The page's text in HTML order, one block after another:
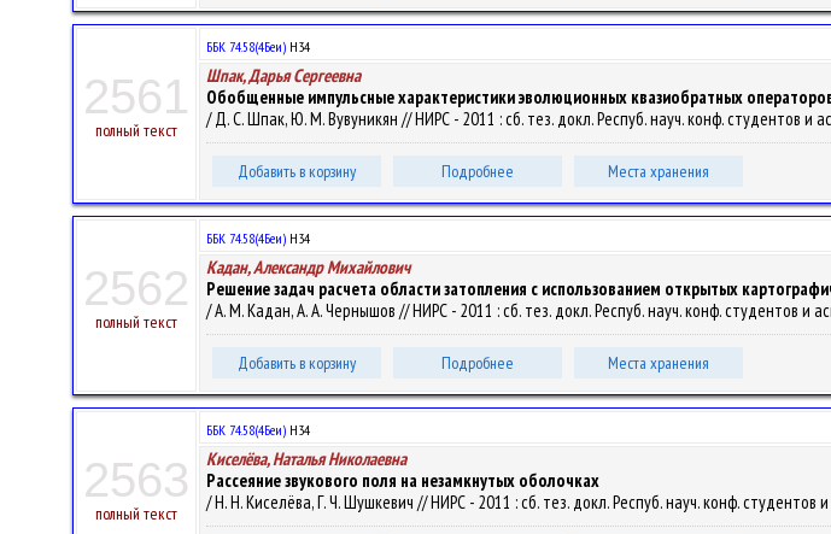
2561
полный текст
ББК 74.58(4Беи) Н34
Шпак, Дарья Сергеевна
Обобщенные импульсные характеристики эволюционных квазиобратных
/ Д. С. Шпак, Ю. М. Вувуникян // НИРС - 2011 : сб. тез. докл. Респуб. науч. конф. студентов и
Добавить в корзину Подробнее Места хранения
2562
полный текст
ББК 74.58(4Беи) Н34
Кадан, Александр Михайлович
Решение задач расчета области затопления с использованием открытых
/ А. М. Кадан, А. А. Чернышов // НИРС - 2011 : сб. тез. докл. Респуб. науч. конф. студентов и
Добавить в корзину Подробнее Места хранения
2563
полный текст
ББК 74.58(4Беи) Н34
Киселёва, Наталья Николаевна
Рассеяние звукового поля на незамкнутых оболочках
/ Н. Н. Киселёва, Г. Ч. Шушкевич // НИРС - 2011 : сб. тез. докл. Респуб. науч. конф.